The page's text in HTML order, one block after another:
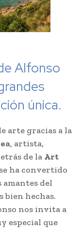
Alfonso
única.
arte gracias a la
, artista,
de la Art
ha convertido
del
bien hechas.
nos invita a
especial que